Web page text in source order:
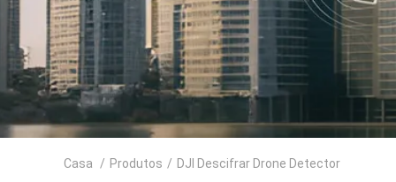
Casa / Produtos / DJI Descifrar Drone Detector